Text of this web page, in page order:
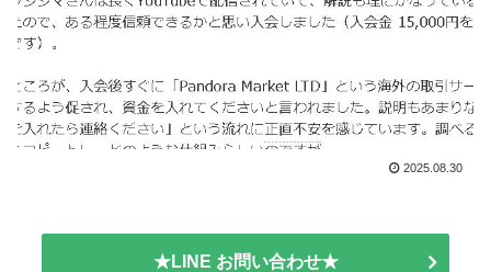
2025.08.30
★LINE お問い合わせ★